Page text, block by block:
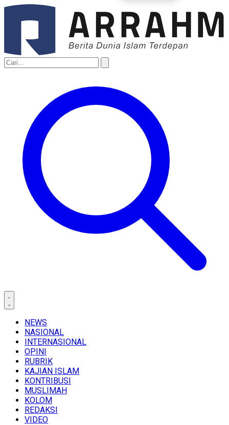
NEWS
NASIONAL
INTERNASIONAL
OPINI
RUBRIK
KAJIAN ISLAM
KONTRIBUSI
MUSLIMAH
KOLOM
REDAKSI
VIDEO